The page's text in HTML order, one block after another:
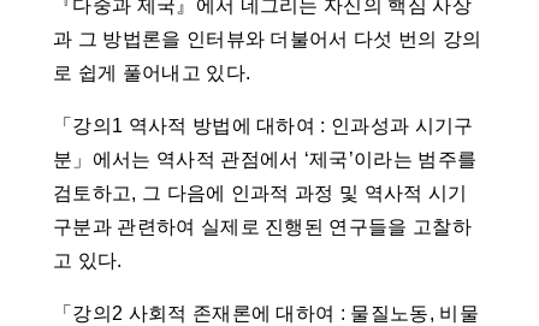
『다중과 제국』에서 네그리는 자신의 핵심 사상
과 그 방법론을 인터뷰와 더불어서 다섯 번의 강의
로 쉽게 풀어내고 있다.
「강의1 역사적 방법에 대하여 : 인과성과 시기구
분」에서는 역사적 관점에서 ‘제국’이라는 범주를
검토하고, 그 다음에 인과적 과정 및 역사적 시기
구분과 관련하여 실제로 진행된 연구들을 고찰하
고 있다.
「강의2 사회적 존재론에 대하여 : 물질노동, 비물